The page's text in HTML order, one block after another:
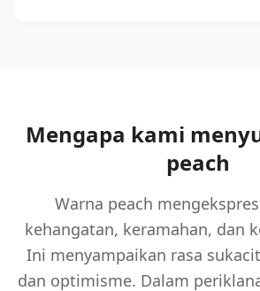
Mengapa kami
peach
Warna peach
kehangatan, keramahan, dan
Ini menyampaikan rasa
dan optimisme. Dalam